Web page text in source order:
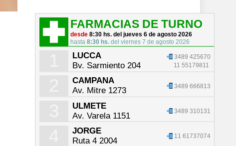
FARMACIAS DE TURNO
desde 8:30 hs. del jueves 6 de agosto 2026
hasta 8:30 hs.del viernes 7 de agosto 2026
LUCCA
Bv. Sarmiento 204
3489 425670
11 55179811
CAMPANA
Av. Mitre 1273
3489 666813
ULMETE
Av. Varela 1151
3489 310131
JORGE
Ruta 4 2004
11 61737074